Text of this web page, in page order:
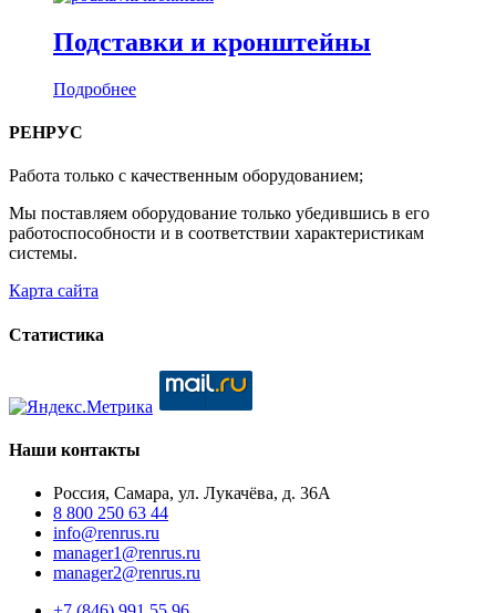
Подставки и кронштейны
Подробнее
РЕНРУС
Работа только с качественным оборудованием;
Мы поставляем оборудование только убедившись в его
работоспособности и в соответствии характеристикам
системы.
Карта сайта
Статистика
Наши контакты
Россия, Самара, ул. Лукачёва, д. 36А
8 800 250 63 44
info@renrus.ru
manager1@renrus.ru
manager2@renrus.ru